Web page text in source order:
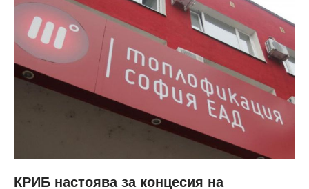
КРИБ настоява за концесия на